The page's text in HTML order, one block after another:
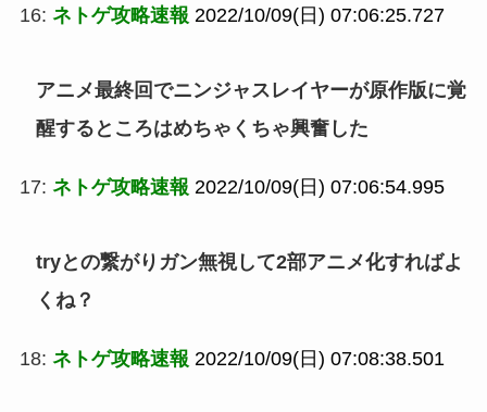
16: ネトゲ攻略速報 2022/10/09(日) 07:06:25.727
アニメ最終回でニンジャスレイヤーが原作版に覚
醒するところはめちゃくちゃ興奮した
17: ネトゲ攻略速報 2022/10/09(日) 07:06:54.995
tryとの繋がりガン無視して2部アニメ化すればよ
くね？
18: ネトゲ攻略速報 2022/10/09(日) 07:08:38.501